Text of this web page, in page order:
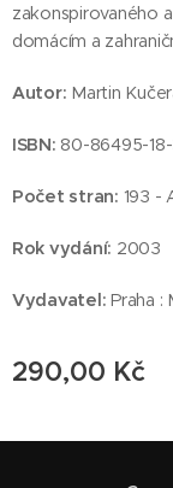
zakonspirovaného
domácím a
Autor: Martin
ISBN: 80-86495-
Počet stran: 193 -
Rok vydání: 2003
Vydavatel:Praha :
290,00 Kč